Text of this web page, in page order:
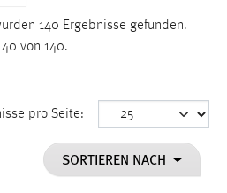
140 Ergebnisse gefunden.
von 140.
pro Seite:
SORTIEREN NACH
die ausgewählten Einverständnis-